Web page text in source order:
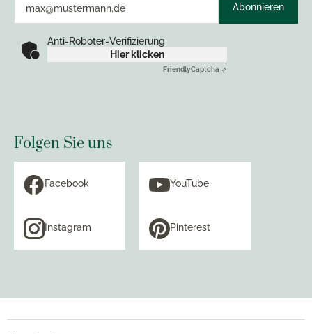
Abonnieren
Anti-Roboter-Verifizierung
Hier klicken
FriendlyCaptcha ⇗
Folgen Sie uns
Facebook YouTube
Instagram Pinterest